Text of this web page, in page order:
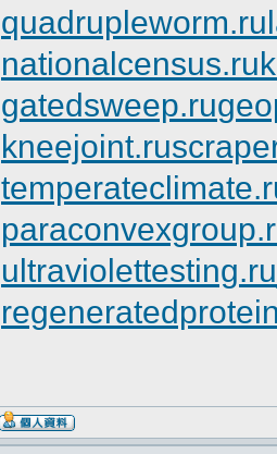
quadrupleworm.ru
nationalcensus.ru
gatedsweep.ru
kneejoint.ru
ultraviolettesting.ru